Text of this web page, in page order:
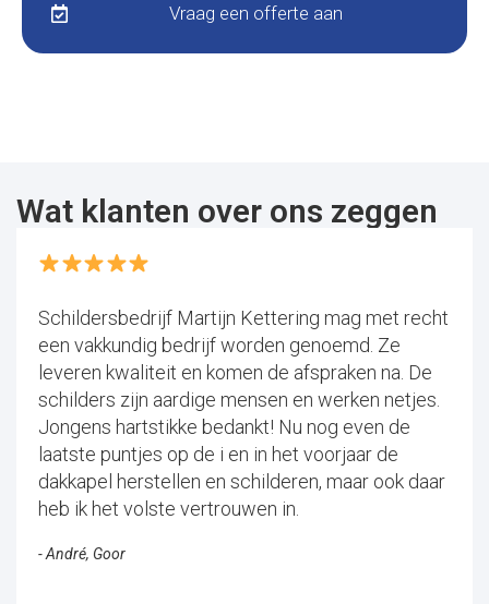
Vraag een offerte aan
Wat klanten over ons zeggen
Schildersbedrijf Martijn Kettering mag met recht
een vakkundig bedrijf worden genoemd. Ze
leveren kwaliteit en komen de afspraken na. De
schilders zijn aardige mensen en werken netjes.
Jongens hartstikke bedankt! Nu nog even de
laatste puntjes op de i en in het voorjaar de
dakkapel herstellen en schilderen, maar ook daar
heb ik het volste vertrouwen in.
- André, Goor